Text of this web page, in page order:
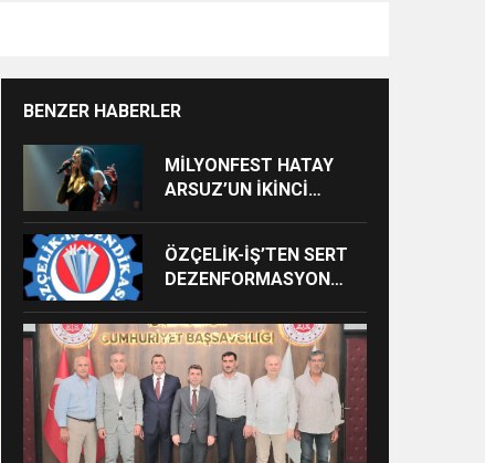
BENZER HABERLER
MİLYONFEST HATAY
ARSUZ’UN İKİNCİ
ALACAK
ÖZÇELİK-İŞ’TEN SERT
DEZENFORMASYON
VE CEZAİ SÜREÇ
BAŞLATILDI”